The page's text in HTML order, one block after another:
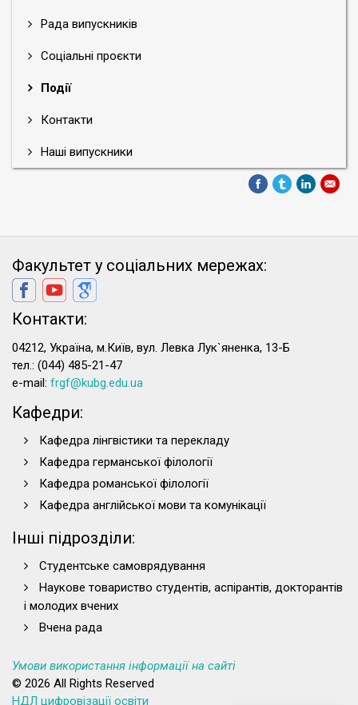
Рада випускників
Соціальні проєкти
Події
Контакти
Наші випускники
Факультет у соціальних мережах:
Контакти:
04212, Україна, м.Київ, вул. Левка Лук`яненка, 13-Б
тел.: (044) 485-21-47
e-mail: frgf@kubg.edu.ua
Кафедри:
Кафедра лінгвістики та перекладу
Кафедра германської філології
Кафедра романської філології
Кафедра англійської мови та комунікації
Інші підрозділи:
Студентське самоврядування
Наукове товариство студентів, аспірантів, докторантів
і молодих вчених
Вчена рада
Умови використання інформації на сайті
© 2026 All Rights Reserved
НДЛ цифровізації освіти